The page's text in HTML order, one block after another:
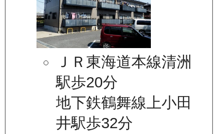
ＪＲ東海道本線清洲
駅歩20分
地下鉄鶴舞線上小田
井駅歩32分